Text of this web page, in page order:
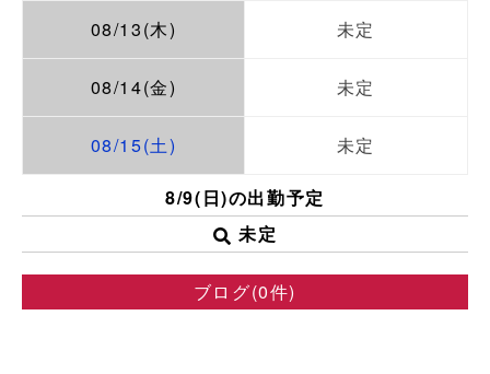
08/13(木) 未定
08/14(金) 未定
08/15(土) 未定
8/9(日)の出勤予定
未定
ブログ(0件)